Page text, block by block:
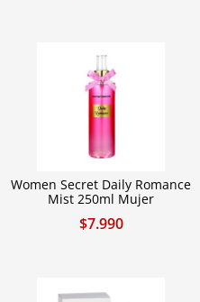
Women Secret Daily Romance
Mist 250ml Mujer
$7.990